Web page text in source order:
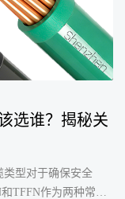
选谁？揭秘关
类型对于确保安全
TFFN作为两种常见